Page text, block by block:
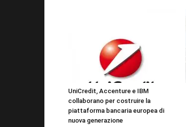
UniCredit, Accenture e IBM
collaborano per costruire la
piattaforma bancaria europea di
nuova generazione